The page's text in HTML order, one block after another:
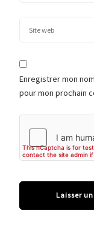
Enregistrer mon
pour mon prochain